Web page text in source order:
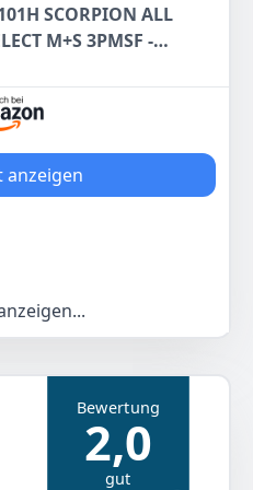
-6%
SCORPION ALL
M+S 3PMSF -
anzeigen
Gewicht
Bewertung
2,0
gut